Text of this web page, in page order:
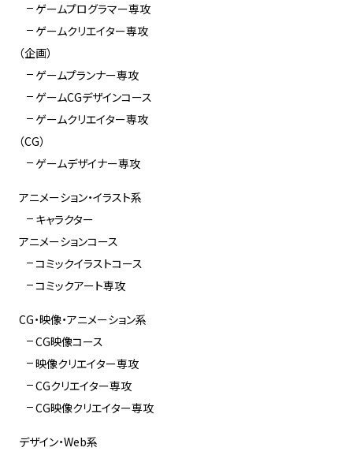
ゲームプログラマー専攻
ゲームクリエイター専攻
（企画）
ゲームプランナー専攻
ゲームCGデザインコース
ゲームクリエイター専攻
（CG）
ゲームデザイナー専攻
アニメーション・イラスト系
キャラクター
アニメーションコース
コミックイラストコース
コミックアート専攻
CG・映像・アニメーション系
CG映像コース
映像クリエイター専攻
CGクリエイター専攻
CG映像クリエイター専攻
デザイン・Web系